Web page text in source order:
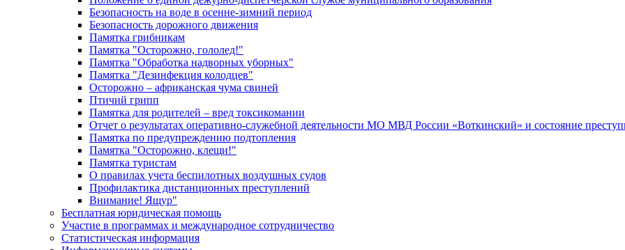
Безопасность на воде в осенне-зимний период
Безопасность дорожного движения
Памятка грибникам
Памятка "Осторожно, гололед!"
Памятка "Обработка надворных уборных"
Памятка "Дезинфекция колодцев"
Осторожно – африканская чума свиней
Птичий грипп
Памятка для родителей – вред токсикомании
Отчет о результатах оперативно-служебной деятельности МО МВД России «Воткинский» и состояние
Памятка по предупреждению подтопления
Памятка "Осторожно, клещи!"
Памятка туристам
О правилах учета беспилотных воздушных судов
Профилактика дистанционных преступлений
Внимание! Ящур"
Бесплатная юридическая помощь
Участие в программах и международное сотрудничество
Статистическая информация